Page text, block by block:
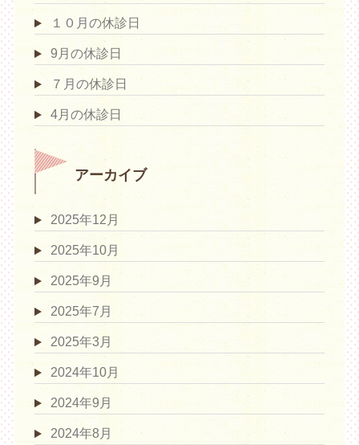
１０月の休診日
9月の休診日
７月の休診日
4月の休診日
アーカイブ
2025年12月
2025年10月
2025年9月
2025年7月
2025年3月
2024年10月
2024年9月
2024年8月